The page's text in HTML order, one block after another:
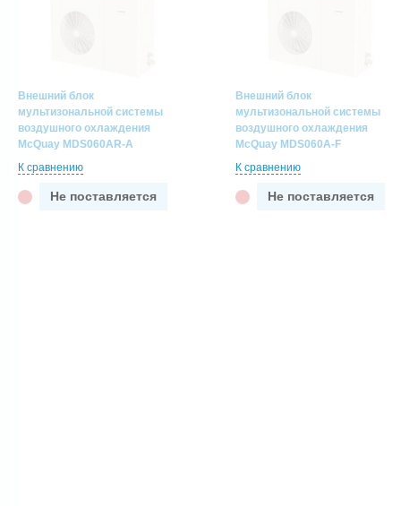
Внешний блок
мультизональной системы
воздушного охлаждения
McQuay MDS060AR-A
К сравнению
Не поставляется
Внешний блок
мультизональной системы
воздушного охлаждения
McQuay MDS060A-F
К сравнению
Не поставляется